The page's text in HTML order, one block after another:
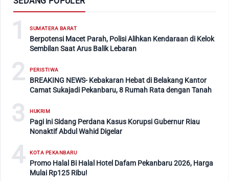
1 SUMATERA BARAT
Berpotensi Macet Parah, Polisi Alihkan Kendaraan di Kelok
Sembilan Saat Arus Balik Lebaran
2 PERISTIWA
BREAKING NEWS- Kebakaran Hebat di Belakang Kantor
Camat Sukajadi Pekanbaru, 8 Rumah Rata dengan Tanah
3 HUKRIM
Pagi ini Sidang Perdana Kasus Korupsi Gubernur Riau
Nonaktif Abdul Wahid Digelar
4 KOTA PEKANBARU
Promo Halal Bi Halal Hotel Dafam Pekanbaru 2026, Harga
Mulai Rp125 Ribu!